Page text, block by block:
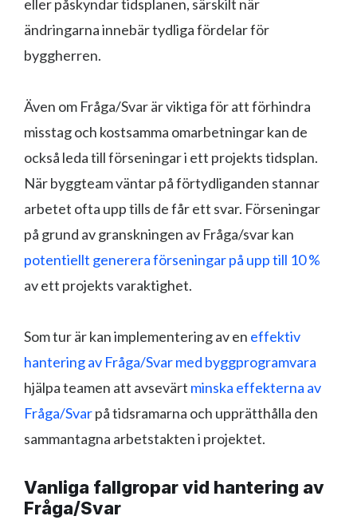
eller påskyndar tidsplanen, särskilt när
ändringarna innebär tydliga fördelar för
byggherren.
Även om Fråga/Svar är viktiga för att förhindra
misstag och kostsamma omarbetningar kan de
också leda till förseningar i ett projekts tidsplan.
När byggteam väntar på förtydliganden stannar
arbetet ofta upp tills de får ett svar. Förseningar
på grund av granskningen av Fråga/svar kan
potentiellt generera förseningar på upp till 10 %
av ett projekts varaktighet.
Som tur är kan implementering av en effektiv
hantering av Fråga/Svar med byggprogramvara
hjälpa teamen att avsevärt minska effekterna av
Fråga/Svarpå tidsramarna och upprätthålla den
sammantagna arbetstakten i projektet.
Vanliga fallgropar vid hantering av
Fråga/Svar